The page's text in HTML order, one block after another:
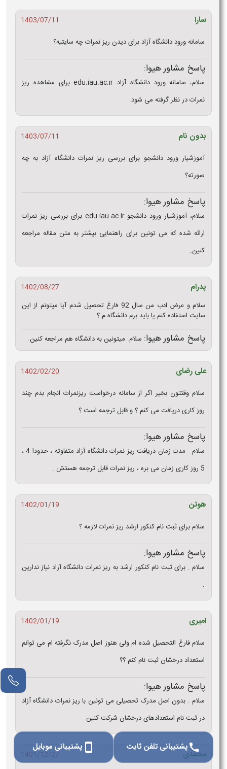
سارا
1403/07/11
سامانه ورود دانشگاه آزاد برای دیدن ریز نمرات چه سایتیه؟
پاسخ مشاور هیوا:
سلام، سامانه ورود دانشگاه آزاد edu.iau.ac.ir برای مشاهده ریز
نمرات در نظر گرفته می شود.
بدون نام
1403/07/11
آموزشیار ورود دانشجو برای بررسی ریز نمرات دانشگاه آزاد به چه
صورته؟
پاسخ مشاور هیوا:
سلام، آموزشیار ورود دانشجو edu.iau.ac.ir برای بررسی ریز نمرات
ارائه شده که می تونین برای راهنمایی بیشتر به متن مقاله مراجعه
کنین.
پدرام
1402/08/27
سلام و عرض ادب من سال 92 فارغ تحصیل شدم آیا میتونم از این
سایت استفاده کنم یا باید برم دانشگاه م ؟
پاسخ مشاور هیوا: سلام. میتونین به دانشگاه هم مراجعه کنین.
علی رضای
1402/02/20
سلام وقتتون بخیر اگر از سامانه درخواست ریزنمرات انجام بدم چند
روز کاری دریافت می کنم ؟ و قابل ترجمه است ؟
پاسخ مشاور هیوا:
سلام . مدت زمان دریافت ریز نمرات دانشگاه آزاد متفاوته ، حدودا 4 ،
5 روز کاری زمان می بره ، ریز نمرات قابل ترجمه هستش .
هوتن
1402/01/19
سلام برای ثبت نام کنکور ارشد ریز نمرات لازمه ؟
پاسخ مشاور هیوا:
سلام . برای ثبت نام کنکور ارشد به ریز نمرات دانشگاه آزاد نیاز ندارین
.
امیری
1402/01/19
سلام فارغ التحصیل شده ام ولی هنوز اصل مدرک نگرفته ام می توانم
استعداد درخشان ثبت نام کنم ؟؟
پاسخ مشاور هیوا:
سلام . بدون اصل مدرک تحصیلی می تونین با ریز نمرات دانشگاه آزاد
در ثبت نام استعدادهای درخشان شرکت کنین .
محمدی 1401/12/27
callپشتیبانی تلفن ثابت smartphone پشتیبانی موبایل